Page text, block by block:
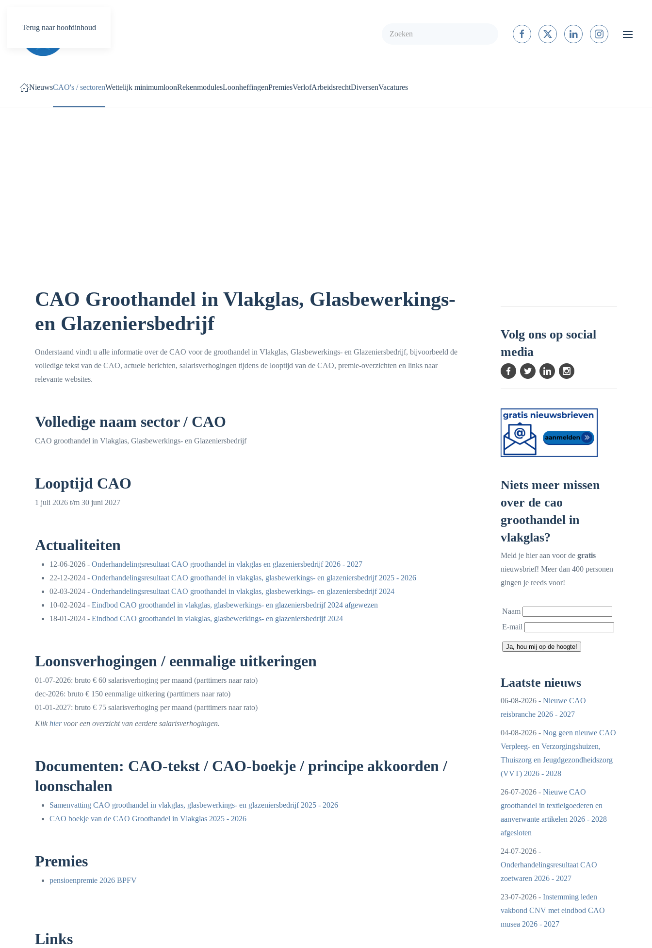
Terug naar hoofdinhoud
NieuwsCAO's / sectorenWettelijk minimumloonRekenmodulesLoonheffingenPremiesVerlofArbeidsrechtDiversenVacatures
CAO Groothandel in Vlakglas, Glasbewerkings-
en Glazeniersbedrijf
Onderstaand vindt u alle informatie over de CAO voor de groothandel in Vlakglas, Glasbewerkings- en Glazeniersbedrijf, bijvoorbeeld de
volledige tekst van de CAO, actuele berichten, salarisverhogingen tijdens de looptijd van de CAO, premie-overzichten en links naar
relevante websites.
Volledige naam sector / CAO
CAO groothandel in Vlakglas, Glasbewerkings- en Glazeniersbedrijf
Looptijd CAO
1 juli 2026 t/m 30 juni 2027
Actualiteiten
12-06-2026 - Onderhandelingsresultaat CAO groothandel in vlakglas en glazeniersbedrijf 2026 - 2027
22-12-2024 - Onderhandelingsresultaat CAO groothandel in vlakglas, glasbewerkings- en glazeniersbedrijf 2025 - 2026
02-03-2024 - Onderhandelingsresultaat CAO groothandel in vlakglas, glasbewerkings- en glazeniersbedrijf 2024
10-02-2024 - Eindbod CAO groothandel in vlakglas, glasbewerkings- en glazeniersbedrijf 2024 afgewezen
18-01-2024 - Eindbod CAO groothandel in vlakglas, glasbewerkings- en glazeniersbedrijf 2024
Loonsverhogingen / eenmalige uitkeringen
01-07-2026: bruto € 60 salarisverhoging per maand (parttimers naar rato)
dec-2026: bruto € 150 eenmalige uitkering (parttimers naar rato)
01-01-2027: bruto € 75 salarisverhoging per maand (parttimers naar rato)
Klik hiervoor een overzicht van eerdere salarisverhogingen.
Documenten: CAO-tekst / CAO-boekje / principe akkoorden /
loonschalen
Samenvatting CAO groothandel in vlakglas, glasbewerkings- en glazeniersbedrijf 2025 - 2026
CAO boekje van de CAO Groothandel in Vlakglas 2025 - 2026
Premies
pensioenpremie 2026 BPFV
Links
Volg ons op social
media
Niets meer missen
over de cao
groothandel in
vlakglas?
Meld je hier aan voor de gratis
nieuwsbrief! Meer dan 400 personen
gingen je reeds voor!
Naam
E-mail
Ja, hou mij op de hoogte!
Laatste nieuws
06-08-2026 - Nieuwe CAO
reisbranche 2026 - 2027
04-08-2026 - Nog geen nieuwe CAO
Verpleeg- en Verzorgingshuizen,
Thuiszorg en Jeugdgezondheidszorg
(VVT) 2026 - 2028
26-07-2026 - Nieuwe CAO
groothandel in textielgoederen en
aanverwante artikelen 2026 - 2028
afgesloten
24-07-2026 -
Onderhandelingsresultaat CAO
zoetwaren 2026 - 2027
23-07-2026 - Instemming leden
vakbond CNV met eindbod CAO
musea 2026 - 2027